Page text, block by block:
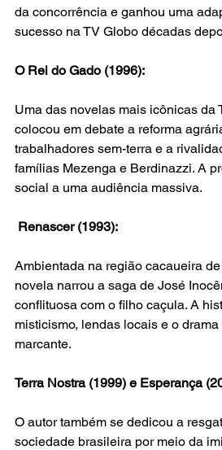
da concorrência e ganhou uma
sucesso na TV Globo décadas
O Rei do Gado (1996):
Uma das novelas mais icônicas da
colocou em debate a reforma
trabalhadores sem-terra e a
famílias Mezenga e Berdinazzi. A
social a uma audiência massiva.
Renascer (1993):
Ambientada na região cacaueira
novela narrou a saga de José
conflituosa com o filho caçula. A
misticismo, lendas locais e o
marcante.
Terra Nostra (1999) e Esperança
O autor também se dedicou a
sociedade brasileira por meio da